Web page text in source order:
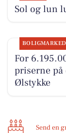
Sol og lun
BOLIGMARKED
For
priserne
Ølstykke
Send en